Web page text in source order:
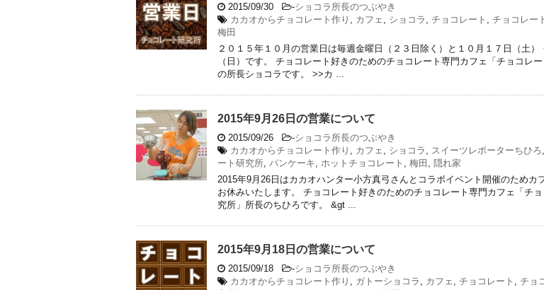
2015/09/30 -ショコラ所長のつぶやき
カカオからチョコレート作り
カフェ ショコラ チョコレート チョコレー
梅田
２０１５年１０月の営業日は毎週金曜日（２３日除く）と１０月１７日（土）
（日）です。 チョコレート好きのためのチョコレート専門カフェ「チョコレー
の所長ショコラです。 >>カ ...
2015年9月26日の営業について
2015/09/26 -ショコラ所長のつぶやき
カカオからチョコレート作り
カフェ ショコラ スイーツレポーターちひろ
ート研究所 パンケーキ ホットチョコレート 梅田
隠れ家
2015年9月26日はカカオハンター小方真弓さんとコラボイベント開催のためカ
お休みいたします。 チョコレート好きのためのチョコレート専門カフェ「チ
究所」所長のちひろです。 &gt ...
2015年9月18日の営業について
2015/09/18 -ショコラ所長のつぶやき
カカオからチョコレート作り
ガトーショコラ カフェ チョコレート
チョ